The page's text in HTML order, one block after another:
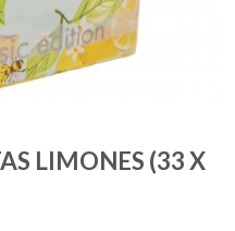
LIMONES (33 X